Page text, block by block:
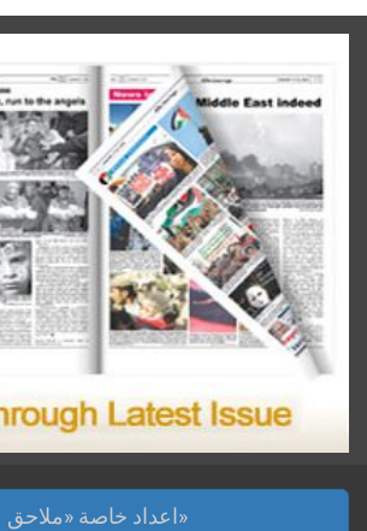
اعداد خاصة «ملاحق»